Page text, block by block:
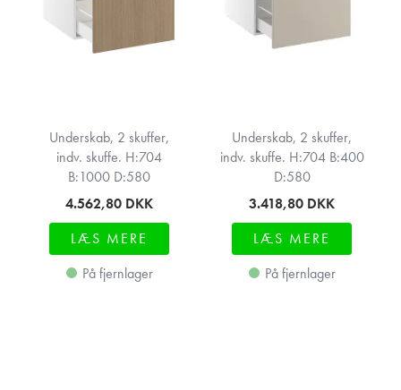
Underskab, 2 skuffer,
indv. skuffe. H:704
B:1000 D:580
4.562,80 DKK
LÆS MERE
På fjernlager
Underskab, 2 skuffer,
indv. skuffe. H:704 B:400
D:580
3.418,80 DKK
LÆS MERE
På fjernlager